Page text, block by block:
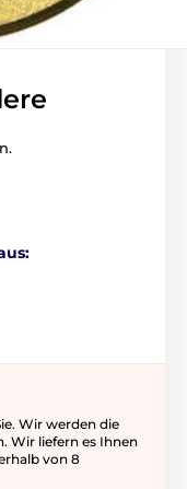
Wir werden die
Wir liefern es Ihnen
von 8